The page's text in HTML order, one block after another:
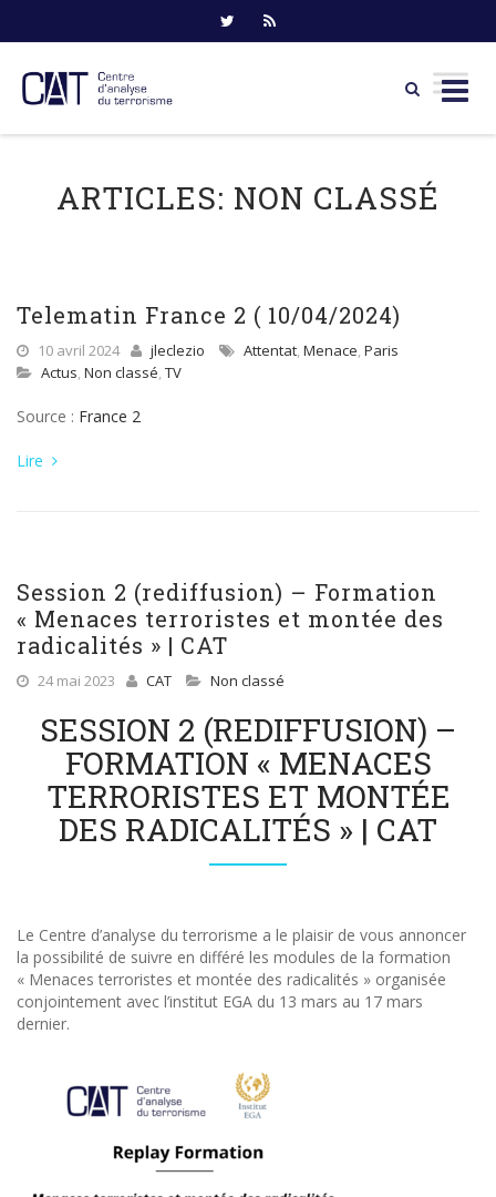
contentARTICLES: NON CLASSÉ
Telematin France 2 ( 10/04/2024)
10 avril 2024 jleclezio Attentat, Menace, Paris
Actus, Non classé, TV
Source : France 2
Lire
Session 2 (rediffusion) – Formation
« Menaces terroristes et montée des
radicalités » | CAT
24 mai 2023 CAT Non classé
SESSION 2 (REDIFFUSION) –
FORMATION « MENACES
TERRORISTES ET MONTÉE
DES RADICALITÉS » | CAT
Le Centre d’analyse du terrorisme a le plaisir de vous annoncer
la possibilité de suivre en différé les modules de la formation
« Menaces terroristes et montée des radicalités » organisée
conjointement avec l’institut EGA du 13 mars au 17 mars
dernier.